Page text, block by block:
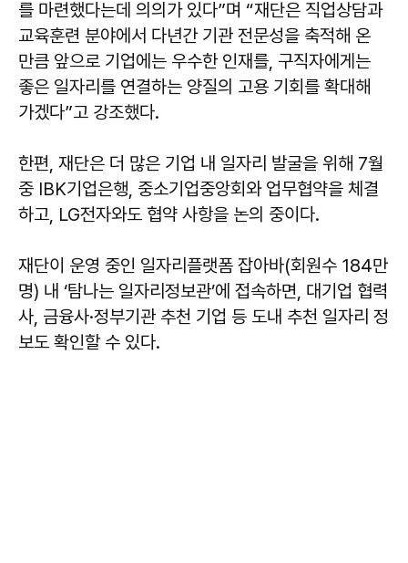
를 마련했다는데 의의가 있다”며 “재단은 직업상담과
교육훈련 분야에서 다년간 기관 전문성을 축적해 온
만큼 앞으로 기업에는 우수한 인재를, 구직자에게는
좋은 일자리를 연결하는 양질의 고용 기회를 확대해
가겠다”고 강조했다.
한편, 재단은 더 많은 기업 내 일자리 발굴을 위해 7월
중 IBK기업은행, 중소기업중앙회와 업무협약을 체결
하고, LG전자와도 협약 사항을 논의 중이다.
재단이 운영 중인 일자리플랫폼 잡아바(회원수 184만
명) 내 ‘탐나는 일자리정보관’에 접속하면, 대기업 협력
사, 금융사·정부기관 추천 기업 등 도내 추천 일자리 정
보도 확인할 수 있다.